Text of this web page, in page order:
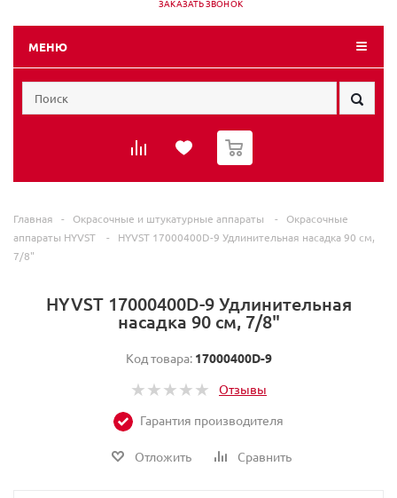
ЗАКАЗАТЬ ЗВОНОК
МЕНЮ
0
Главная - Окрасочные и штукатурные аппараты -
Окрасочные
аппараты HYVST
-
HYVST 17000400D-9 Удлинительная насадка 90 см,
7/8"
HYVST 17000400D-9 Удлинительная
насадка 90 см, 7/8"
Код товара: 17000400D-9
Отзывы
Гарантия производителя
Отложить Сравнить